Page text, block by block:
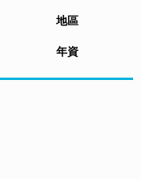
地區
年資